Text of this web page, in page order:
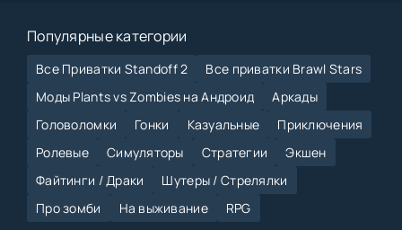
Популярные категории
Все Приватки Standoff 2
Все приватки Brawl Stars
Моды Plants vs Zombies на Андроид
Аркады
Головоломки
Гонки Казуальные
Приключения
Ролевые
Симуляторы Стратегии
Экшен
Файтинги / Драки
Шутеры / Стрелялки
Про зомби
На выживание RPG